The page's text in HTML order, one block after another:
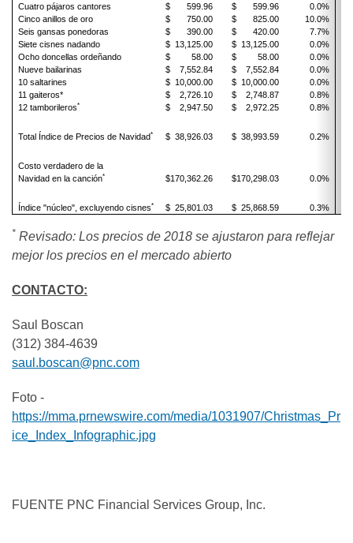
Cuatro pájaros cantores
$ 599.96 $ 599.96 0.0%
Cinco anillos de oro
$ 750.00 $ 825.00 10.0%
Seis gansas ponedoras
$ 390.00 $ 420.00 7.7%
Siete cisnes nadando
$ 13,125.00 $ 13,125.00 0.0%
Ocho doncellas ordeñando
$ 58.00 $ 58.00 0.0%
Nueve bailarinas
$ 7,552.84 $ 7,552.84 0.0%
10 saltarines
$ 10,000.00 $ 10,000.00 0.0%
11 gaiteros*
$ 2,726.10 $ 2,748.87 0.8%
12 tamborileros* $ 2,947.50 $ 2,972.25 0.8%
Total Índice de Precios de Navidad* $ 38,926.03 $ 38,993.59 0.2%
Costo verdadero de la
Navidad en la canción* $170,362.26 $170,298.03 0.0%
Índice "núcleo", excluyendo cisnes* $ 25,801.03 $ 25,868.59 0.3%
* Revisado: Los precios de 2018 se ajustaron para reflejar
mejor los precios en el mercado abierto
CONTACTO:
Saul Boscan
(312) 384-4639
saul.boscan@pnc.com
Foto -
https://mma.prnewswire.com/media/1031907/Christmas_Pr
ice_Index_Infographic.jpg
FUENTE PNC Financial Services Group, Inc.